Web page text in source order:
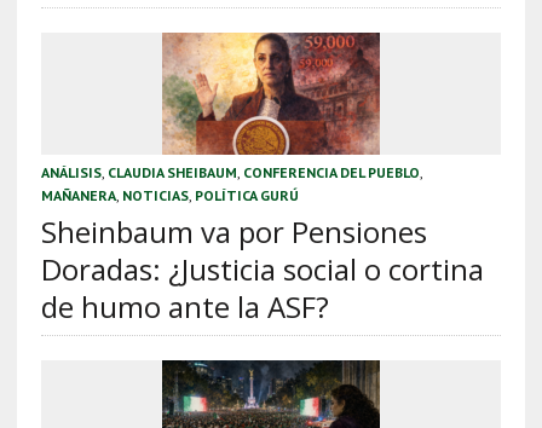
ANÁLISIS, CLAUDIA SHEIBAUM CONFERENCIA DEL PUEBLO
MAÑANERA, NOTICIAS, POLÍTICA GURÚ
Sheinbaum va por Pensiones
Doradas: ¿Justicia social o cortina
de humo ante la ASF?